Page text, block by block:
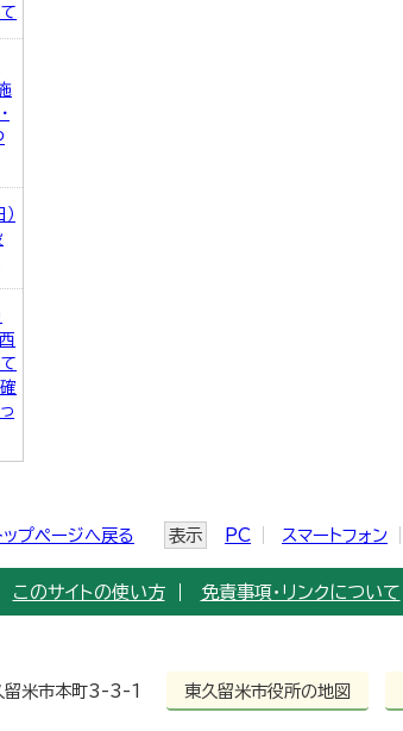
ップページへ戻る 表示 PC スマートフォン
このサイトの使い方 免責事項・リンクについて
米市本町3-3-1 東久留米市役所の地図